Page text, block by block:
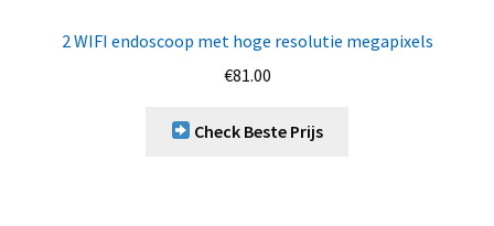
2 WIFI endoscoop met hoge resolutie megapixels
€81.00
Check Beste Prijs